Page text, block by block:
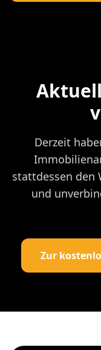
Derzeit
stattdessen den
und
Zur